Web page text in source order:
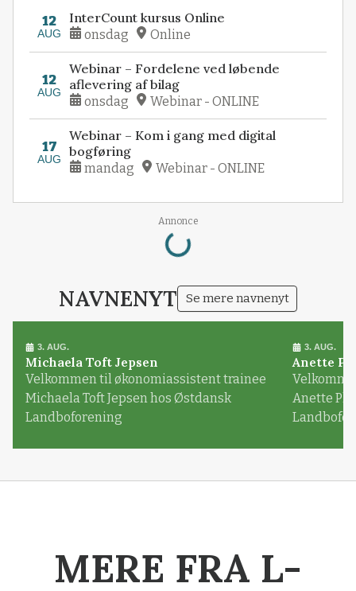
12
AUG
InterCount kursus Online
onsdag Online
12
AUG
Webinar – Fordelene ved løbende
aflevering af bilag
onsdag Webinar - ONLINE
17
AUG
Webinar – Kom i gang med digital
bogføring
mandag Webinar - ONLINE
Annonce
Loading...
NAVNENYT Se mere navnenyt
3. AUG.
Michaela Toft Jepsen
Velkommen til økonomiassistent trainee
Michaela Toft Jepsen hos Østdansk
Landboforening
3. AUG.
Anette
Anette
MERE FRA L-